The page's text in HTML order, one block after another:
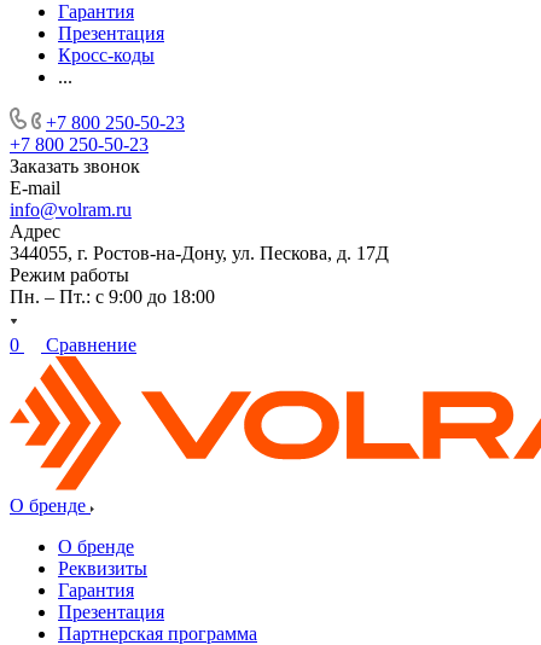
Гарантия
Презентация
Кросс-коды
...
+7 800 250-50-23
+7 800 250-50-23
Заказать звонок
E-mail
info@volram.ru
Адрес
344055, г. Ростов-на-Дону, ул. Пескова, д. 17Д
Режим работы
Пн. – Пт.: с 9:00 до 18:00
0 Сравнение
О бренде
О бренде
Реквизиты
Гарантия
Презентация
Партнерская программа